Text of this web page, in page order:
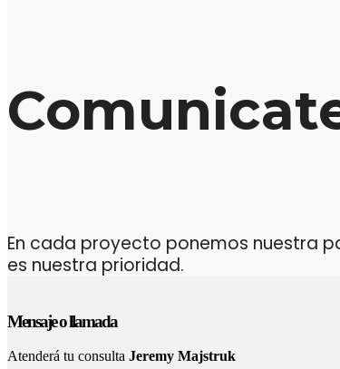
En cada proyecto ponemos nuestra
es nuestra prioridad.
Mensaje o llamada
Atenderá tu consulta Jeremy Majstruk